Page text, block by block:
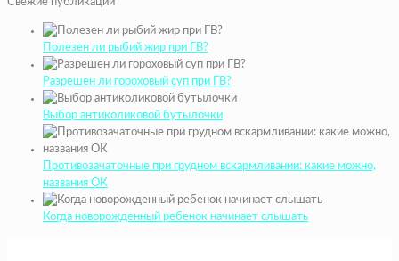
Свежие публикации
Полезен ли рыбий жир при ГВ?
Разрешен ли гороховый суп при ГВ?
Выбор антиколиковой бутылочки
Противозачаточные при грудном вскармливании: какие можно,
названия ОК
Когда новорожденный ребенок начинает слышать